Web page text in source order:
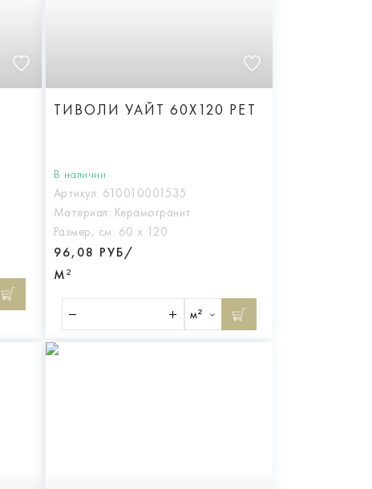
ТИВОЛИ УАЙТ 60X120 РЕТ
В наличии
Артикул: 610010001535
Материал: Керамогранит
Размер, см: 60 х 120
96,08 РУБ/
М²
м²